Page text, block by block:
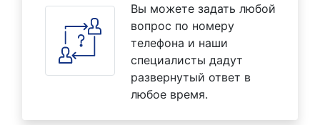
Вы можете задать любой
вопрос по номеру
телефона и наши
специалисты дадут
развернутый ответ в
любое время.